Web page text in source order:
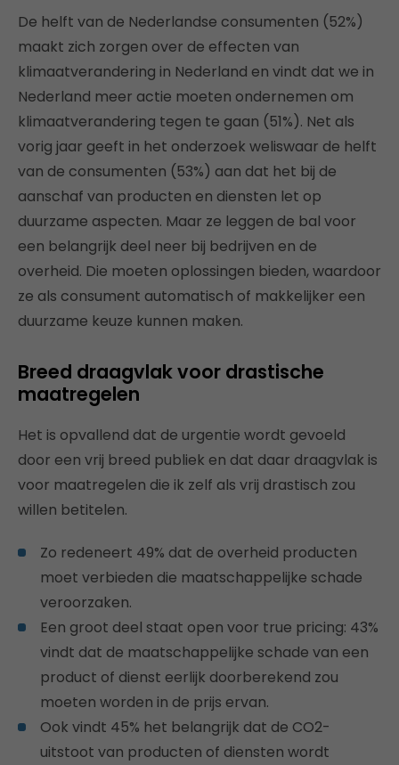
De helft van de Nederlandse consumenten (52%)
maakt zich zorgen over de effecten van
klimaatverandering in Nederland en vindt dat we in
Nederland meer actie moeten ondernemen om
klimaatverandering tegen te gaan (51%). Net als
vorig jaar geeft in het onderzoek weliswaar de helft
van de consumenten (53%) aan dat het bij de
aanschaf van producten en diensten let op
duurzame aspecten. Maar ze leggen de bal voor
een belangrijk deel neer bij bedrijven en de
overheid. Die moeten oplossingen bieden, waardoor
ze als consument automatisch of makkelijker een
duurzame keuze kunnen maken.
Breed draagvlak voor drastische
maatregelen
Het is opvallend dat de urgentie wordt gevoeld
door een vrij breed publiek en dat daar draagvlak is
voor maatregelen die ik zelf als vrij drastisch zou
willen betitelen.
Zo redeneert 49% dat de overheid producten
moet verbieden die maatschappelijke schade
veroorzaken.
Een groot deel staat open voor true pricing: 43%
vindt dat de maatschappelijke schade van een
product of dienst eerlijk doorberekend zou
moeten worden in de prijs ervan.
Ook vindt 45% het belangrijk dat de CO2-
uitstoot van producten of diensten wordt